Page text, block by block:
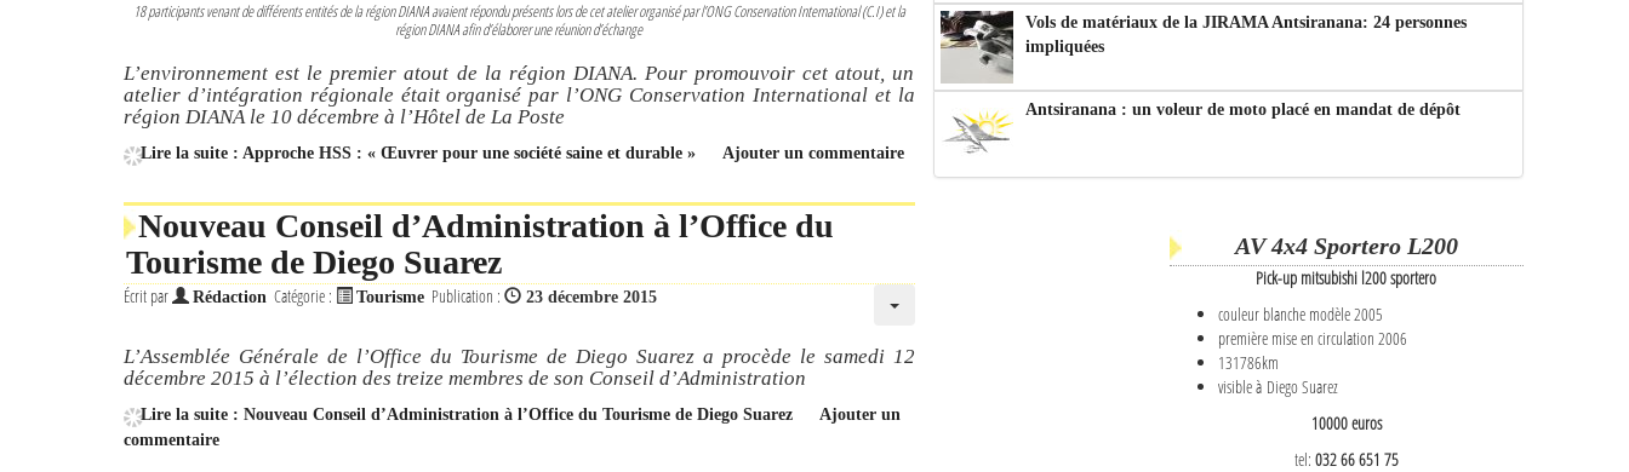
18 participants venant de différents entités de la région DIANA avaient répondu présents lors de cet atelier organisé par l’ONG Conservation International (C.I) et la
région DIANA afin d’élaborer une réunion d’échange
L’environnement est le premier atout de la région DIANA. Pour promouvoir cet atout, un
atelier d’intégration régionale était organisé par l’ONG Conservation International et la
région DIANA le 10 décembre à l’Hôtel de La Poste
Lire la suite : Approche HSS : « Œuvrer pour une société saine et durable » Ajouter un commentaire
Nouveau Conseil d’Administration à l’Office du
Tourisme de Diego Suarez
Écrit par Rédaction Catégorie : Tourisme Publication : 23 décembre 2015
L’Assemblée Générale de l’Office du Tourisme de Diego Suarez a procède le samedi 12
décembre 2015 à l’élection des treize membres de son Conseil d’Administration
Lire la suite : Nouveau Conseil d’Administration à l’Office du Tourisme de Diego Suarez
Ajouter un
commentaire
Vols de matériaux de la JIRAMA Antsiranana: 24 personnes
impliquées
Antsiranana : un voleur de moto placé en mandat de dépôt
AV 4x4 Sportero L200
Pick-up mitsubishi l200 sportero
couleur blanche modèle 2005
première mise en circulation 2006
131786km
visible à Diego Suarez
10000 euros
tel: 032 66 651 75